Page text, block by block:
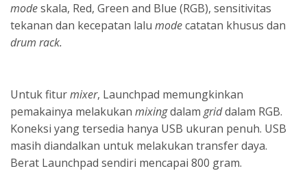
modeskala, Red, Green and Blue (RGB), sensitivitas
tekanan dan kecepatan lalu modecatatan khusus dan
drum rack.
Untuk fiturmixer, Launchpad memungkinkan
pemakainya melakukan mixingdalam griddalam RGB.
Koneksi yang tersedia hanya USB ukuran penuh. USB
masih diandalkan untuk melakukan transfer daya.
Berat Launchpad sendiri mencapai 800 gram.